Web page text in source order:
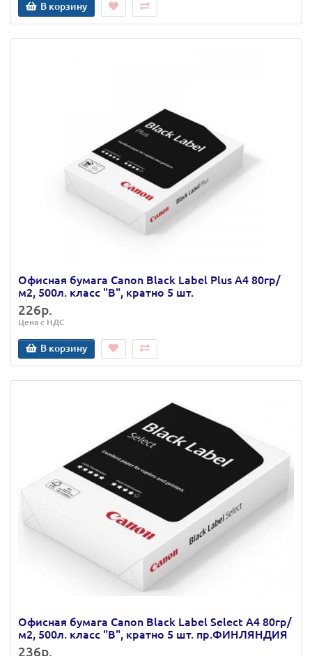
В корзину
Офисная бумага Canon Black Label Plus А4 80гр/
м2, 500л. класс "В", кратно 5 шт.
226р.
Цена с НДС
В корзину
Офисная бумага Canon Black Label Select А4 80гр/
м2, 500л. класс "В", кратно 5 шт. пр.ФИНЛЯНДИЯ
236р.